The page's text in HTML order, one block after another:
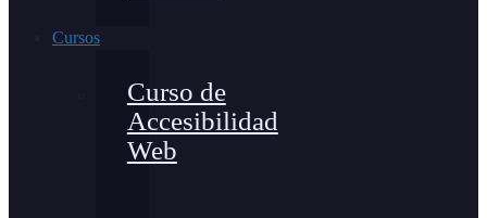
Cursos
Curso de
Accesibilidad
Web